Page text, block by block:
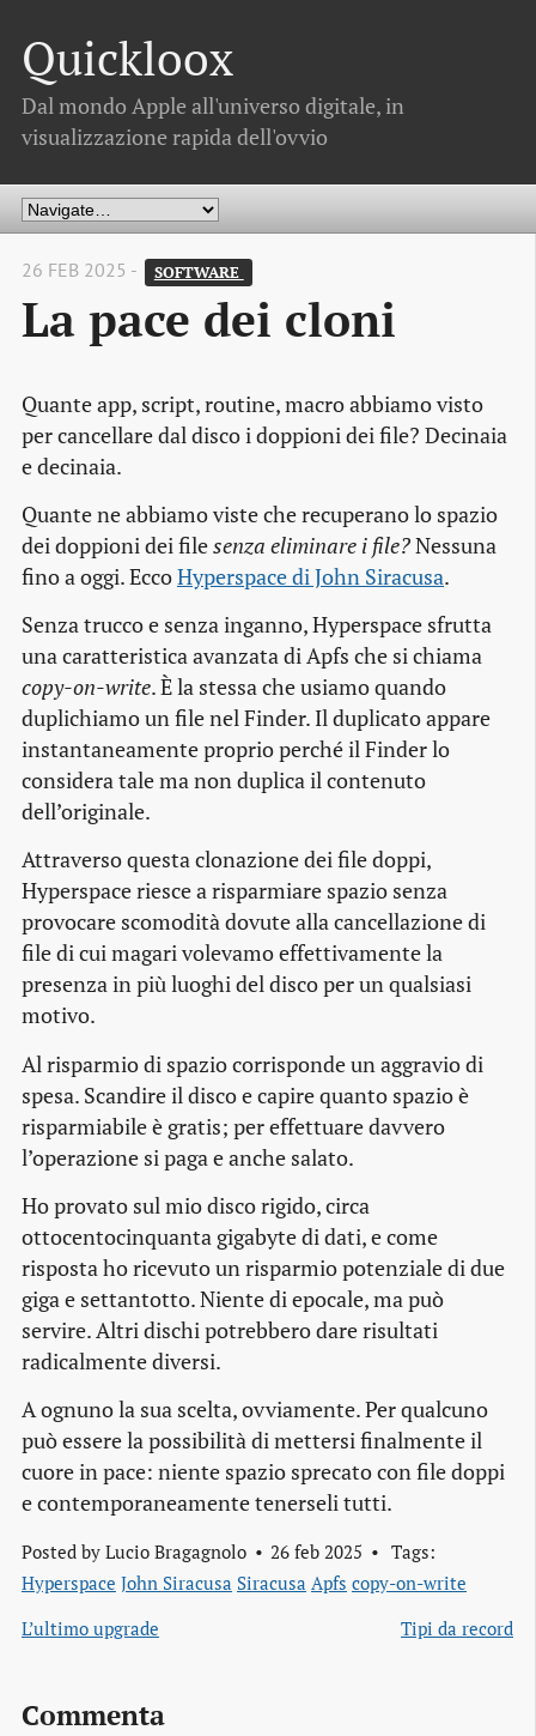
Quickloox
Dal mondo Apple all'universo digitale, in
visualizzazione rapida dell'ovvio
26 FEB 2025 - SOFTWARE
La pace dei cloni
Quante app, script, routine, macro abbiamo visto
per cancellare dal disco i doppioni dei file? Decinaia
e decinaia.
Quante ne abbiamo viste che recuperano lo spazio
dei doppioni dei filesenza eliminare i file?Nessuna
fino a oggi. EccoHyperspace di John Siracusa.
Senza trucco e senza inganno, Hyperspace sfrutta
una caratteristica avanzata di Apfs che si chiama
copy-on-write. È la stessa che usiamo quando
duplichiamo un file nel Finder. Il duplicato appare
instantaneamente proprio perché il Finder lo
considera tale ma non duplica il contenuto
dell’originale.
Attraverso questa clonazione dei file doppi,
Hyperspace riesce a risparmiare spazio senza
provocare scomodità dovute alla cancellazione di
file di cui magari volevamo effettivamente la
presenza in più luoghi del disco per un qualsiasi
motivo.
Al risparmio di spazio corrisponde un aggravio di
spesa. Scandire il disco e capire quanto spazio è
risparmiabile è gratis; per effettuare davvero
l’operazione si paga e anche salato.
Ho provato sul mio disco rigido, circa
ottocentocinquanta gigabyte di dati, e come
risposta ho ricevuto un risparmio potenziale di due
giga e settantotto. Niente di epocale, ma può
servire. Altri dischi potrebbero dare risultati
radicalmente diversi.
A ognuno la sua scelta, ovviamente. Per qualcuno
può essere la possibilità di mettersi finalmente il
cuore in pace: niente spazio sprecato con file doppi
e contemporaneamente tenerseli tutti.
Posted by Lucio Bragagnolo 26 feb 2025
Tags:
Hyperspace John Siracusa Siracusa Apfs copy-on-write
L’ultimo upgrade
Tipi da record
Commenta